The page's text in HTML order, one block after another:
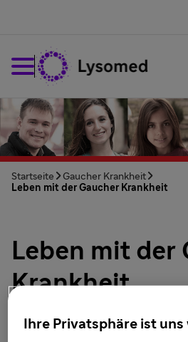
Startseite
Gaucher Krankheit
Leben mit der Gaucher Krankheit
Leben mit der
Krankheit
Mehr lnformationen
Ihre Privatsphäre ist